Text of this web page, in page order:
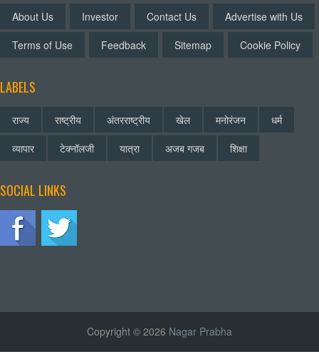
About Us Investor Contact Us
Advertise with Us
Terms of Use
Feedback Sitemap Cookie Policy
LABELS
राज्य राष्ट्रीय अंतरराष्ट्रीय खेल मनोरंजन
धर्म
व्यापार
टेक्नॉलजी यात्रा अजब गजब शिक्षा
SOCIAL LINKS
Copyright © 2026 Nagar Prabha